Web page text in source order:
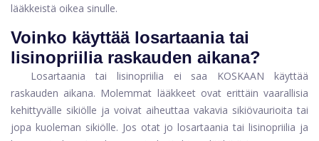
lääkkeistä oikea sinulle.
Voinko käyttää losartaania tai
lisinopriilia raskauden aikana?
Losartaania tai lisinopriilia ei saa KOSKAAN käyttää
raskauden aikana. Molemmat lääkkeet ovat erittäin vaarallisia
kehittyvälle sikiölle ja voivat aiheuttaa vakavia sikiövaurioita tai
jopa kuoleman sikiölle. Jos otat jo losartaania tai lisinopriilia ja